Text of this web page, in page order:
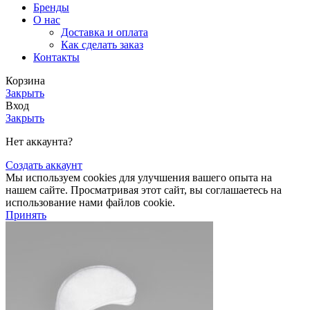
Бренды
О нас
Доставка и оплата
Как сделать заказ
Контакты
Корзина
Закрыть
Вход
Закрыть
Нет аккаунта?
Создать аккаунт
Мы используем cookies для улучшения вашего опыта на
нашем сайте. Просматривая этот сайт, вы соглашаетесь на
использование нами файлов cookie.
Принять